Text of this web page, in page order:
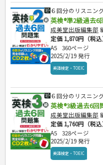
６回分のリスニン
英検®準2級過去
成美堂出版編集部
定価 1,870円（税込
A5
360ページ
2025/2/19 発行
英語検定・TOEIC
６回分のリスニン
英検®3級過去6
成美堂出版編集部
定価 1,760円（税込
A5
328ページ
2025/2/19 発行
英語検定・TOEIC